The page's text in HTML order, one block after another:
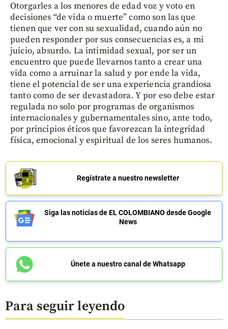
Otorgarles a los menores de edad voz y voto en
decisiones “de vida o muerte” como son las que
tienen que ver con su sexualidad, cuando aún no
pueden responder por sus consecuencias es, a mi
juicio, absurdo. La intimidad sexual, por ser un
encuentro que puede llevarnos tanto a crear una
vida como a arruinar la salud y por ende la vida,
tiene el potencial de ser una experiencia grandiosa
tanto como de ser devastadora. Y por eso debe estar
regulada no solo por programas de organismos
internacionales y gubernamentales sino, ante todo,
por principios éticos que favorezcan la integridad
física, emocional y espiritual de los seres humanos.
Regístrate a nuestro newsletter
Siga las noticias de EL COLOMBIANO desde Google
News
Únete a nuestro canal de Whatsapp
Para seguir leyendo